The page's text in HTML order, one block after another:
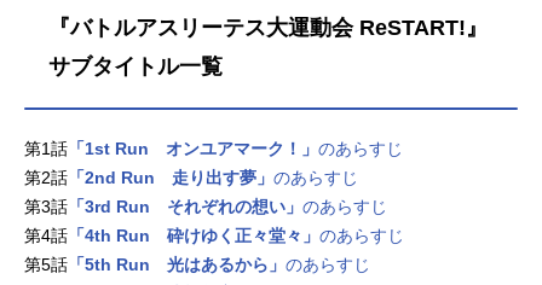
『バトルアスリーテス大運動会 ReSTART!』
サブタイトル一覧
第1話 「1st Run オンユアマーク！」 のあらすじ
第2話 「2nd Run 走り出す夢」 のあらすじ
第3話 「3rd Run それぞれの想い」 のあらすじ
第4話 「4th Run 砕けゆく正々堂々」 のあらすじ
第5話 「5th Run 光はあるから」 のあらすじ